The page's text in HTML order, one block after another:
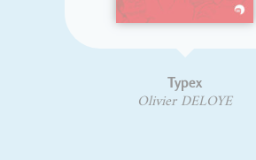
Olivier DELOYE